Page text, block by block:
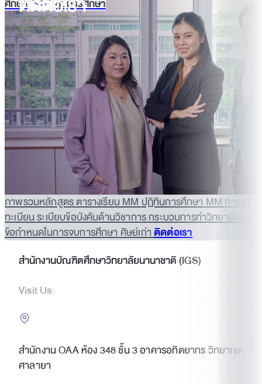
ศึกษา
ทุนการศึกษา
ภาพรวมหลักสูตรตารางเรียน MMปฏิทินการศึกษา MMการลง
ทะเบียนระเบียบข้อบังคับด้านวิชาการกระบวนการทำวิทยานิพนธ์
ข้อกำหนดในการจบการศึกษาศิษย์เก่าติดต่อเรา
สำนักงานบัณฑิตศึกษาวิทยาลัยนานาชาติ (iGS)
Visit Us:
สำนักงาน OAA ห้อง 348 ชั้น 3 อาคารอทิตยาทร วิทยาเขต
ศาลายา